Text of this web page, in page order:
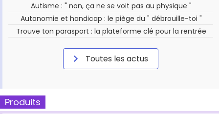
Autisme : " non, ça ne se voit pas au physique "
Autonomie et handicap : le piège du " débrouille-toi "
Trouve ton parasport : la plateforme clé pour la rentrée
Toutes les actus
Produits